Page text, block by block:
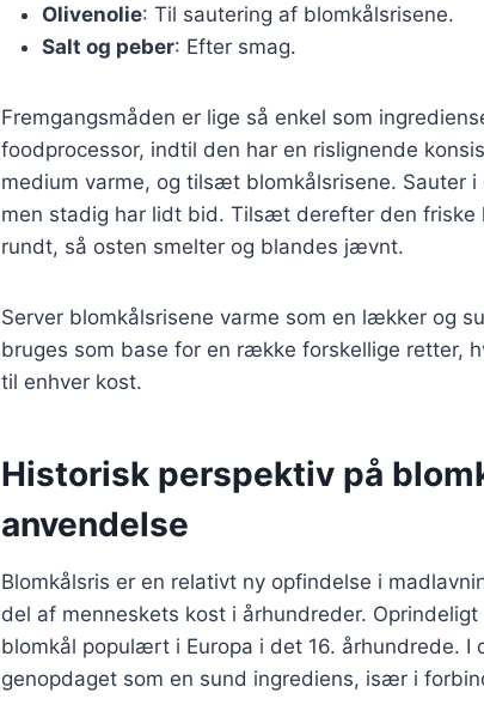
Olivenolie: Til sautering af blomkålsrisene.
Salt og peber: Efter smag.
Fremgangsmåden er lige så enkel som
foodprocessor, indtil den har en rislignende
medium varme, og tilsæt blomkålsrisene. Sauter
men stadig har lidt bid. Tilsæt derefter den friske
rundt, så osten smelter og blandes jævnt.
Server blomkålsrisene varme som en lækker og
bruges som base for en række forskellige retter,
til enhver kost.
Historisk perspektiv på
anvendelse
Blomkålsris er en relativt ny opfindelse i
del af menneskets kost i århundreder.
blomkål populært i Europa i det 16. århundrede. I
genopdaget som en sund ingrediens, især i